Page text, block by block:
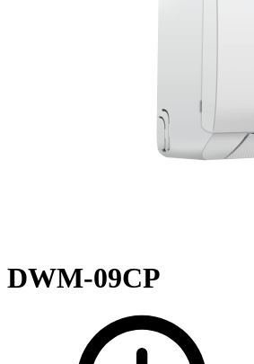
DWM-09CP